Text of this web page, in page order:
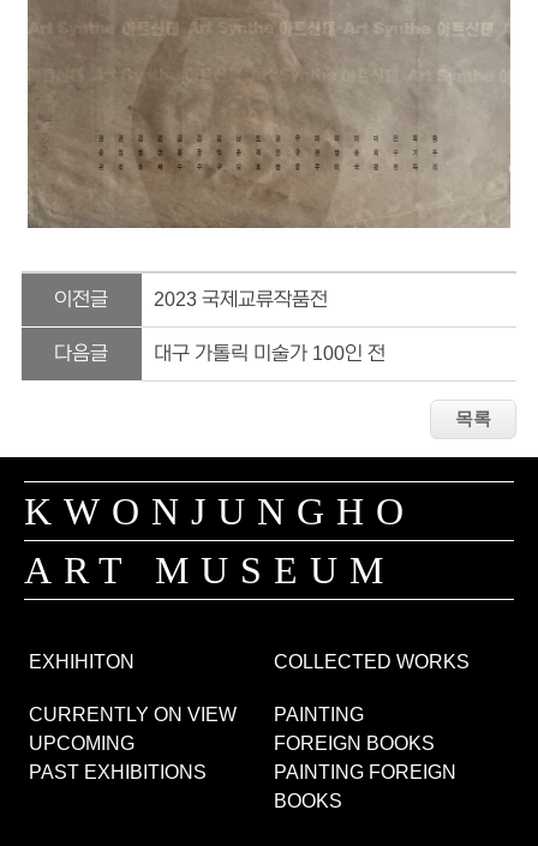
이전글 2023 국제교류작품전
다음글 대구 가톨릭 미술가 100인 전
KWONJUNGHO
ART MUSEUM
EXHIHITON
CURRENTLY ON VIEW
UPCOMING
PAST EXHIBITIONS
COLLECTED WORKS
PAINTING
FOREIGN BOOKS
PAINTING FOREIGN
BOOKS